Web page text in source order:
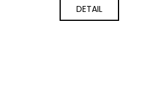
DETAIL